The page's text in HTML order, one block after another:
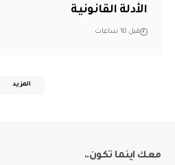
الأدلة القانونية
قبل 10 ساعات
المزيد
معك اينما تكون..